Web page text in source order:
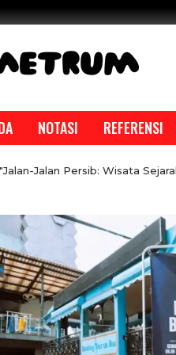
NOTASI REFERENSI
Jalan Persib: Wisata
REPORTASE